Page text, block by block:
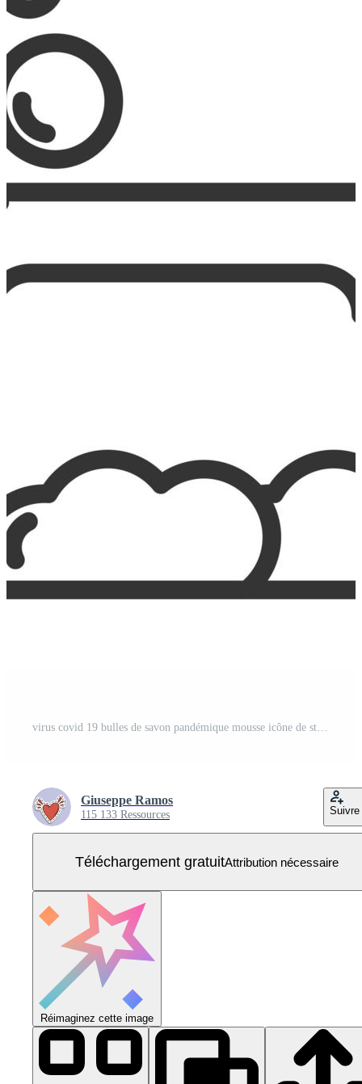
virus covid 19 bulles de savon pandémique mousse icône de style de ligne propre Vecteur Gratuit
Giuseppe Ramos
115 133 Ressources Suivre
Téléchargement gratuitAttribution nécessaire
Réimaginez cette image